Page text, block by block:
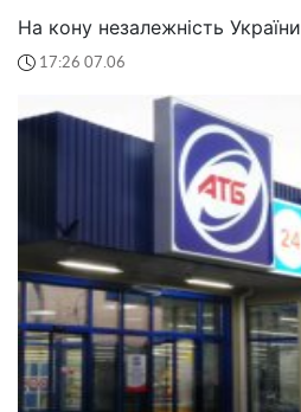
На кону незалежність України
17:26 07.06